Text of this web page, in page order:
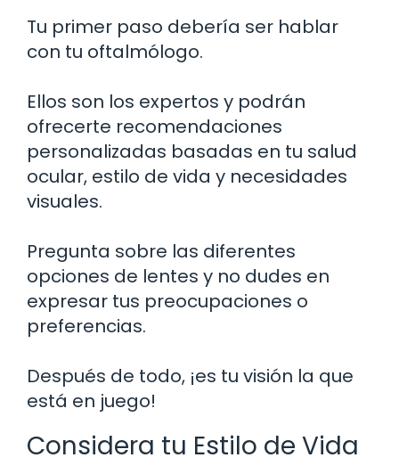
Tu primer paso debería ser hablar
con tu oftalmólogo.
Ellos son los expertos y podrán
ofrecerte recomendaciones
personalizadas basadas en tu salud
ocular, estilo de vida y necesidades
visuales.
Pregunta sobre las diferentes
opciones de lentes y no dudes en
expresar tus preocupaciones o
preferencias.
Después de todo, ¡es tu visión la que
está en juego!
Considera tu Estilo de Vida